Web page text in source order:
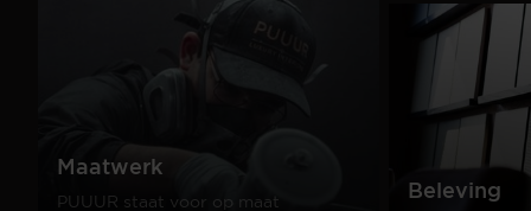
Maatwerk
PUUUR staat voor op maat
Beleving